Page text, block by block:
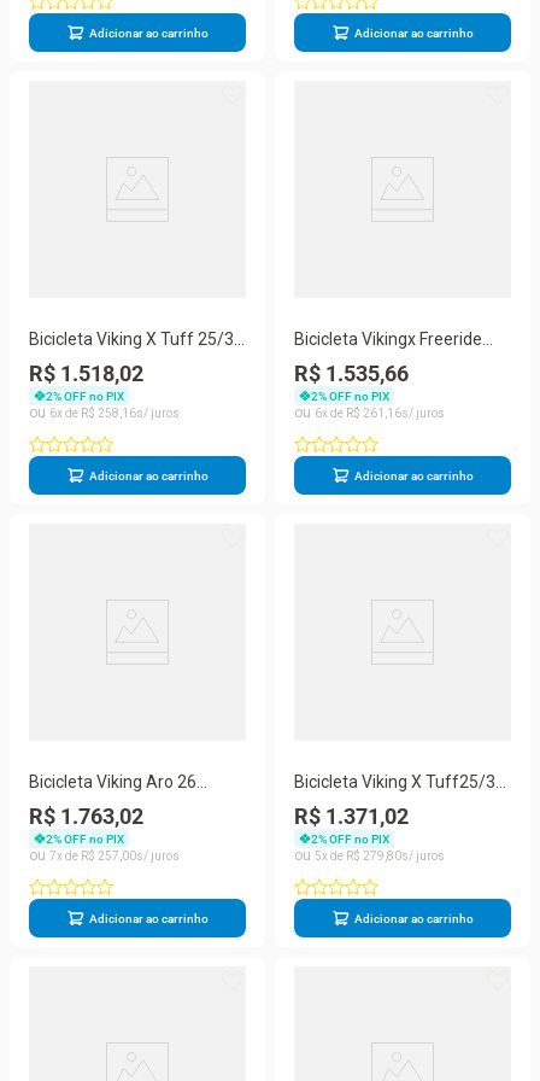
Adicionar ao carrinho Adicionar ao carrinho
Bicicleta Viking X Tuff 25/30
26 Freio A Disco Mec 21
Velocidades Branco Verde
R$ 1.518,02
2% OFF no PIX
6
R$ 258 16
Adicionar ao carrinho
Bicicleta Vikingx Freeride
Aro 26 Câmbios Shimanos
21v Preto Amarelo
R$ 1.535,66
2% OFF no PIX
6
R$ 261 16
Adicionar ao carrinho
Bicicleta Viking Aro 26
Tuffx25/30 Vmaxx Freio
Hidráulico 21v Preto Azul
R$ 1.763,02
2% OFF no PIX
7
R$ 257 00
Adicionar ao carrinho
Bicicleta Viking X Tuff25/30
Aro 26 Freio Disco 21
Velocidades
R$ 1.371,02
2% OFF no PIX
5
R$ 279 80
Adicionar ao carrinho